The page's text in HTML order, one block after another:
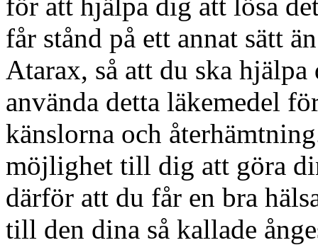
får stånd på ett annat sätt
Atarax, så att du ska
använda detta läkemedel
känslorna och
möjlighet till dig att göra
därför att du får en bra
till den dina så kallade